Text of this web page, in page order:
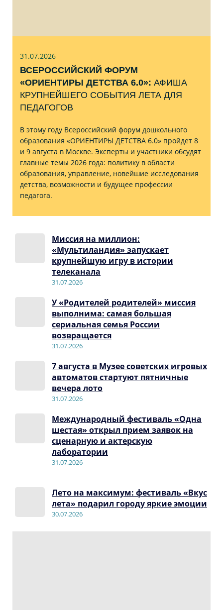
31.07.2026
ВСЕРОССИЙСКИЙ ФОРУМ
«ОРИЕНТИРЫ ДЕТСТВА 6.0»: АФИША
КРУПНЕЙШЕГО СОБЫТИЯ ЛЕТА ДЛЯ
ПЕДАГОГОВ
В этому году Всероссийский форум дошкольного
образования «ОРИЕНТИРЫ ДЕТСТВА 6.0» пройдет 8
и 9 августа в Москве. Эксперты и участники обсудят
главные темы 2026 года: политику в области
образования, управление, новейшие исследования
детства, возможности и будущее профессии
педагога.
Миссия на миллион:
«Мультиландия» запускает
крупнейшую игру в истории
телеканала
31.07.2026
У «Родителей родителей» миссия
выполнима: самая большая
сериальная семья России
возвращается
31.07.2026
7 августа в Музее советских игровых
автоматов стартуют пятничные
вечера лото
31.07.2026
Международный фестиваль «Одна
шестая» открыл прием заявок на
сценарную и актерскую
лаборатории
31.07.2026
Лето на максимум: фестиваль «Вкус
лета» подарил городу яркие эмоции
30.07.2026